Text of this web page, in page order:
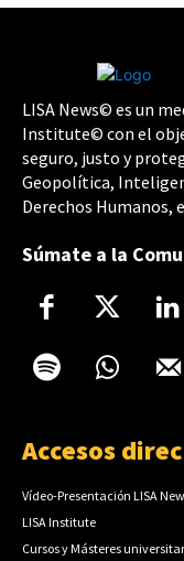
LISA News© es un
Institute© con el
seguro, justo y
Geopolítica,
Derechos Humanos,
Súmate a la
Accesos
Vídeo-Presentación LISA
LISA Institute
Cursos y Másteres